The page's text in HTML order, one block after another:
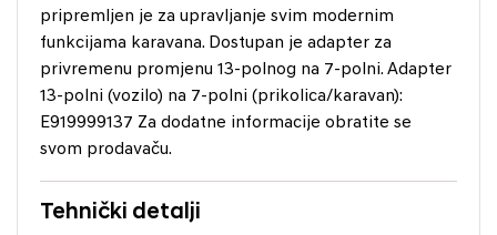
pripremljen je za upravljanje svim modernim
funkcijama karavana. Dostupan je adapter za
privremenu promjenu 13-polnog na 7-polni. Adapter
13-polni (vozilo) na 7-polni (prikolica/karavan):
E919999137 Za dodatne informacije obratite se
svom prodavaču.
Tehnički detalji